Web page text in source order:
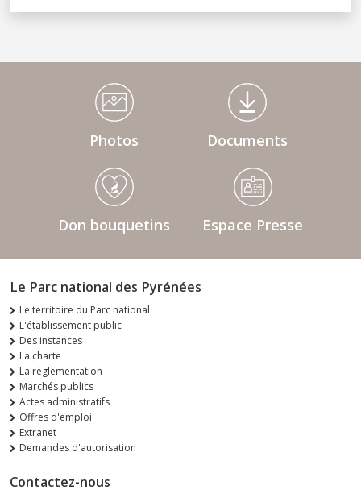
Médiathèque Footer
Photos Documents
Don bouquetins Espace Presse
Le Parc national des Pyrénées
Le territoire du Parc national
L'établissement public
Des instances
La charte
La réglementation
Marchés publics
Actes administratifs
Offres d'emploi
Extranet
Demandes d'autorisation
Contactez-nous